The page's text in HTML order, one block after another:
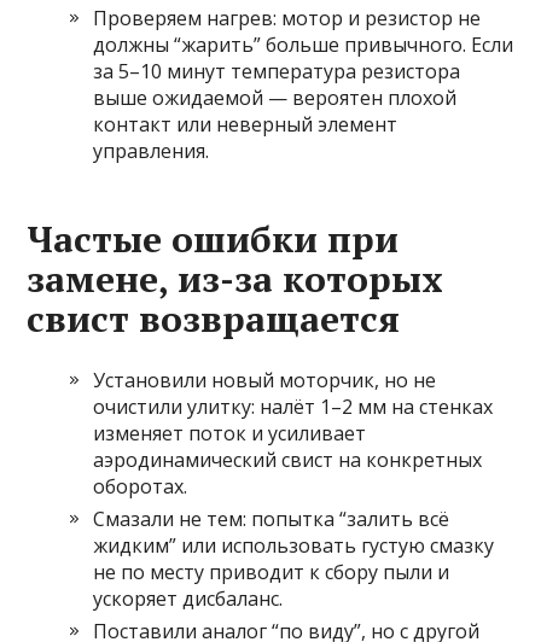
Проверяем нагрев: мотор и резистор не
должны “жарить” больше привычного. Если
за 5–10 минут температура резистора
выше ожидаемой — вероятен плохой
контакт или неверный элемент
управления.
Частые ошибки при
замене, из-за которых
свист возвращается
Установили новый моторчик, но не
очистили улитку: налёт 1–2 мм на стенках
изменяет поток и усиливает
аэродинамический свист на конкретных
оборотах.
Смазали не тем: попытка “залить всё
жидким” или использовать густую смазку
не по месту приводит к сбору пыли и
ускоряет дисбаланс.
Поставили аналог “по виду”, но с другой